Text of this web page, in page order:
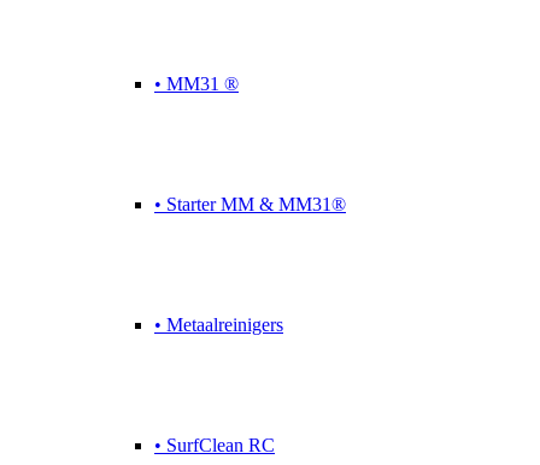
• MM31 ®
• Starter MM & MM31®
• Metaalreinigers
• SurfClean RC